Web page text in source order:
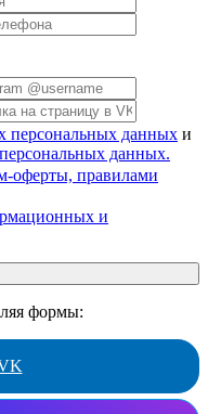
персональных данных и
данных.
оферты, правилами
и
формы: